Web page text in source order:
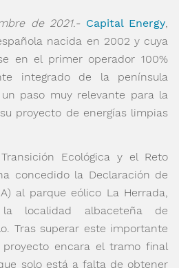
de 2021.- Capital Energy,
nacida en 2002 y cuya
en el primer operador 100%
integrado de la península
paso muy relevante para la
proyecto de energías limpias
Ecológica y el Reto
concedido la Declaración de
al parque eólico La Herrada,
localidad albaceteña de
Tras superar este importante
encara el tramo final
solo está a falta de obtener